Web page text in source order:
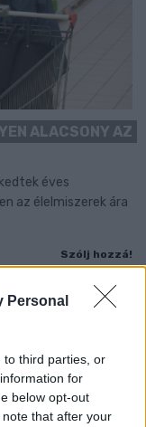
Personal
to third parties, or
for
below opt-out
that after your
ALACSONY AZ
éves
az élelmiszerek ára
Szólj hozzá!